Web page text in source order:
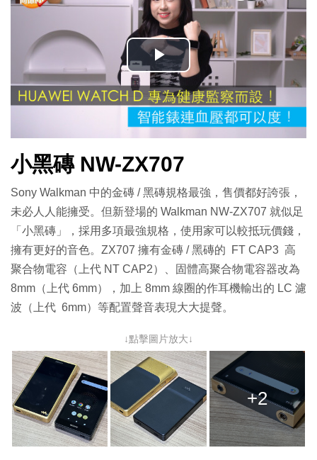
播
放
影
片
小黑磚 NW-ZX707
Sony Walkman 中的金磚 / 黑磚規格最強，售價都好誇張，
未必人人能擁受。但新登場的 Walkman NW-ZX707 就似足
「小黑磚」，採用多項最強規格，使用家可以較抵玩價錢，
擁有更好的音色。ZX707 擁有金磚 / 黑磚的 FT CAP3 高
聚合物電容（上代 NT CAP2）、固體高聚合物電容器改為
8mm（上代 6mm），加上 8mm 線圈的作耳機輸出的 LC 濾
波（上代 6mm）等配置聲音表現大大提聲。
↓點擊圖片放大↓
+2